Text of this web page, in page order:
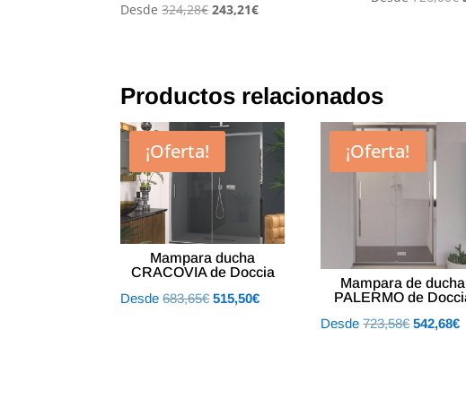
Desde 324,28€El
324,28€.
243,21€El
243,21€.
Productos relacionados
¡Oferta!
Mampara ducha
CRACOVIA de Doccia
Desde 683,65€ El
515,50€El
¡Oferta!
Mampara de ducha
PALERMO de
Desde 723,58€ El
542,68€El